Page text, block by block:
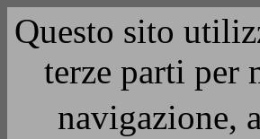
Questo sito
terze parti per
navigazione,